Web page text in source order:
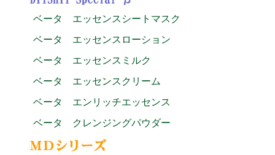
ベータ エッセンスシートマスク
ベータ エッセンスローション
ベータ エッセンスミルク
ベータ エッセンスクリーム
ベータ エンリッチエッセンス
ベータ クレンジングパウダー